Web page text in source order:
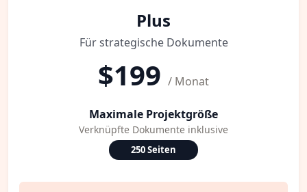
Plus
Für strategische Dokumente
$199 / Monat
Maximale Projektgröße
Verknüpfte Dokumente inklusive
250 Seiten